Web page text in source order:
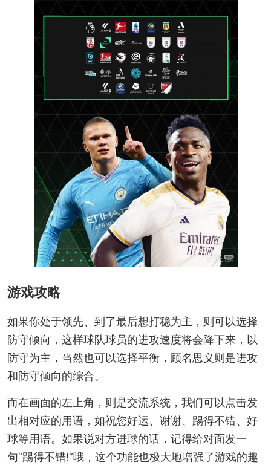
游戏攻略
如果你处于领先、到了最后想打稳为主，则可以选择
防守倾向，这样球队球员的进攻速度将会降下来，以
防守为主，当然也可以选择平衡，顾名思义则是进攻
和防守倾向的综合。
而在画面的左上角，则是交流系统，我们可以点击发
出相对应的用语，如祝您好运、谢谢、踢得不错、好
球等用语。如果说对方进球的话，记得给对面发一
句“踢得不错!”哦，这个功能也极大地增强了游戏的趣